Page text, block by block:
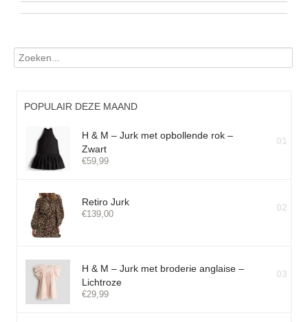
POPULAIR DEZE MAAND
H & M – Jurk met opbollende rok –
Zwart
€59,99
01
Retiro Jurk
€139,00
02
H & M – Jurk met broderie anglaise –
Lichtroze
€29,99
03